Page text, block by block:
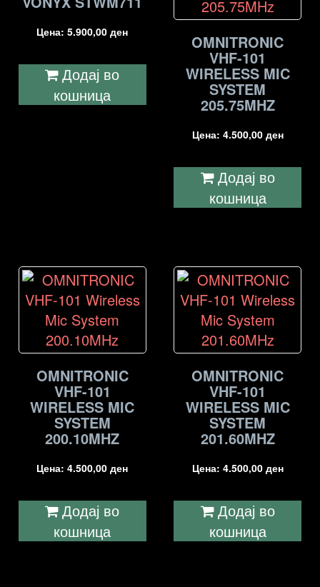
Цена:5.900,00ден
Додај во
кошница
OMNITRONIC
VHF-101
WIRELESS MIC
SYSTEM
205.75MHZ
Цена: 4.500,00 ден
Додај во
кошница
OMNITRONIC
VHF-101
WIRELESS MIC
SYSTEM
200.10MHZ
Цена:4.500,00ден
Додај во
кошница
OMNITRONIC
VHF-101
WIRELESS MIC
SYSTEM
201.60MHZ
Цена: 4.500,00 ден
Додај во
кошница